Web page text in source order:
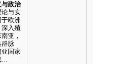
与政治
论与实
欧洲
入殖
亚，
群脉
国家
...